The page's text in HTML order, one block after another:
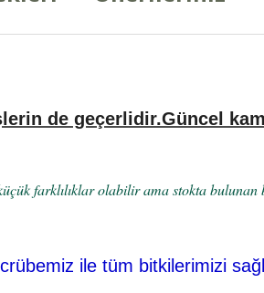
de geçerlidir.Güncel
farklılıklar olabilir ama stokta
ile tüm bitkilerimizi